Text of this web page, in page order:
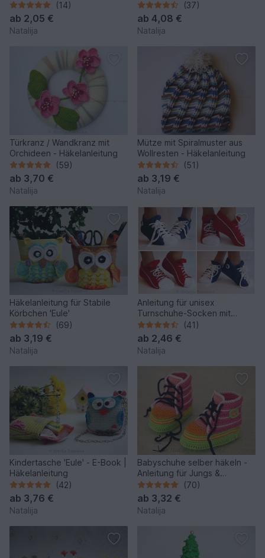
(14)
ab 2,05 €
Natalija
(37)
ab 4,08 €
Natalija
Türkranz / Wandkranz mit
Orchideen - Häkelanleitung
(59)
ab 3,70 €
Natalija
Mütze mit Spiralmuster aus
Wollresten - Häkelanleitung
(51)
ab 3,19 €
Natalija
Häkelanleitung für Stabile
Körbchen 'Eule'
(69)
ab 3,19 €
Natalija
Anleitung für unisex
Turnschuhe-Socken mit
einfacher Häkeltechnik
(41)
ab 2,46 €
Natalija
Kindertasche 'Eule' - E-Book |
Häkelanleitung
(42)
ab 3,76 €
Natalija
Babyschuhe selber häkeln -
Anleitung für Jungs &
Mädchen
(70)
ab 3,32 €
Natalija